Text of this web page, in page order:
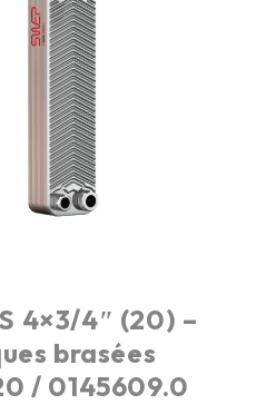
4×3/4″ (20) –
brasées
/ 0145609.0